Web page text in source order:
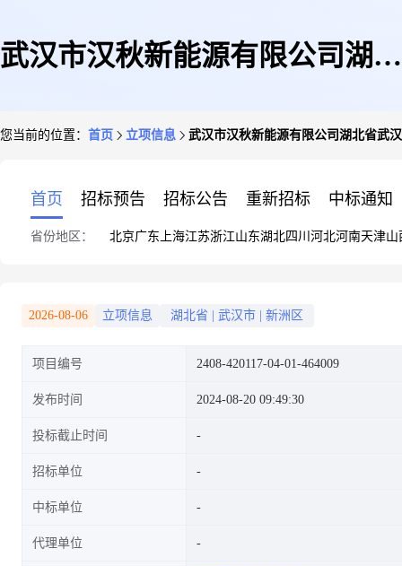
武汉市汉秋新能源有限公司湖北
45.72KW屋顶分布式光伏发电
项目
您当前的位置： 首页 立项信息 武汉市汉秋新能源有限公司湖北省武
首页 招标预告 招标公告 重新招标 中标通知
省份地区： 北京广东 上海江苏浙江山东湖北四川 河北河南天津山
2026-08-06 立项信息 湖北省 武汉市 新洲区
项目编号 2408-420117-04-01-464009
发布时间 2024-08-20 09:49:30
投标截止时间
招标单位
中标单位
代理单位